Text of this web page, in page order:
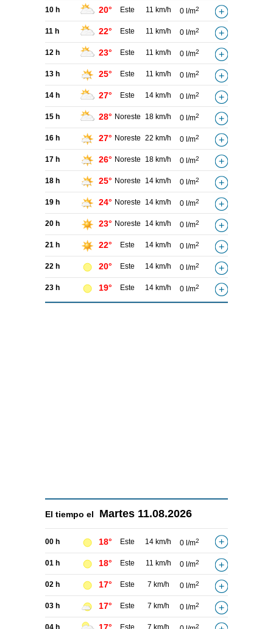
10 h 20° Este 11 km/h 0 l/m2
11 h 22° Este 11 km/h 0 l/m2
12 h 23° Este 11 km/h 0 l/m2
13 h 25° Este 11 km/h 0 l/m2
14 h 27° Este 14 km/h 0 l/m2
15 h 28° Noreste 18 km/h 0 l/m2
16 h 27° Noreste 22 km/h 0 l/m2
17 h 26° Noreste 18 km/h 0 l/m2
18 h 25° Noreste 14 km/h 0 l/m2
19 h 24° Noreste 14 km/h 0 l/m2
20 h 23° Noreste 14 km/h 0 l/m2
21 h 22° Este 14 km/h 0 l/m2
22 h 20° Este 14 km/h 0 l/m2
23 h 19° Este 14 km/h 0 l/m2
El tiempo el Martes 11.08.2026
00 h 18° Este 14 km/h 0 l/m2
01 h 18° Este 11 km/h 0 l/m2
02 h 17° Este 7 km/h 0 l/m2
03 h 17° Este 7 km/h 0 l/m2
2